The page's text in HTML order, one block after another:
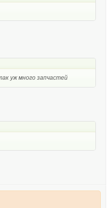
уж много запчастей